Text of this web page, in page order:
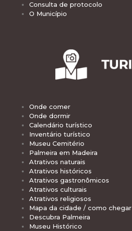
Consulta de protocolo
O Município
Onde comer
Onde dormir
Calendário turístico
Inventário turístico
Museu Cemitério
Palmeira em Madeira
Atrativos naturais
Atrativos históricos
Atrativos gastronômicos
Atrativos culturais
Atrativos religiosos
Mapa da cidade / como chegar
Descubra Palmeira
Museu Histórico